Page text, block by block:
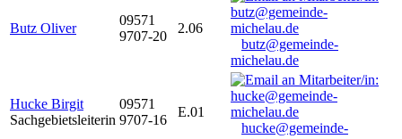
Butz Oliver
09571
9707-20
2.06
butz@gemeinde-
michelau.de
Hucke Birgit
Sachgebietsleiterin
09571
9707-16
E.01
hucke@gemeinde-